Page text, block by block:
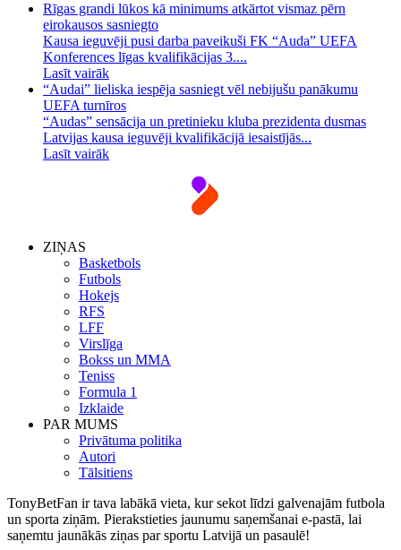
Rīgas grandi lūkos kā minimums atkārtot vismaz pērn
eirokausos sasniegto
Kausa ieguvēji pusi darba paveikuši FK “Auda” UEFA
Konferences līgas kvalifikācijas 3....
Lasīt vairāk
“Audai” lieliska iespēja sasniegt vēl nebijušu panākumu
UEFA turnīros
“Audas” sensācija un pretinieku kluba prezidenta dusmas
Latvijas kausa ieguvēji kvalifikācijā iesaistījās...
Lasīt vairāk
ZIŅAS
Basketbols
Futbols
Hokejs
RFS
LFF
Virslīga
Bokss un MMA
Teniss
Formula 1
Izklaide
PAR MUMS
Privātuma politika
Autori
Tālsitiens
TonyBetFan ir tava labākā vieta, kur sekot līdzi galvenajām futbola
un sporta ziņām. Pierakstieties jaunumu saņemšanai e-pastā, lai
saņemtu jaunākās ziņas par sportu Latvijā un pasaulē!